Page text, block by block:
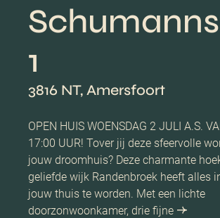
1
3816 NT, Amersfoort
OPEN HUIS WOENSDAG 2 JULI A.S.
17:00 UUR! Tover jij deze sfeervolle
jouw droomhuis? Deze charmante
geliefde wijk Randenbroek heeft alles
jouw thuis te worden. Met een lichte
doorzonwoonkamer, drie fijne